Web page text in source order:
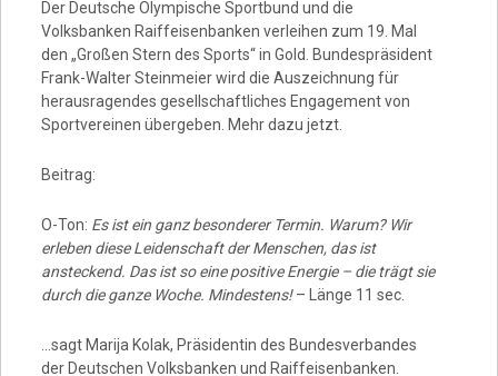
Der Deutsche Olympische Sportbund und die
Volksbanken Raiffeisenbanken verleihen zum 19. Mal
den „Großen Stern des Sports“ in Gold. Bundespräsident
Frank-Walter Steinmeier wird die Auszeichnung für
herausragendes gesellschaftliches Engagement von
Sportvereinen übergeben. Mehr dazu jetzt.
Beitrag:
O-Ton: Es ist ein ganz besonderer Termin. Warum? Wir
erleben diese Leidenschaft der Menschen, das ist
ansteckend. Das ist so eine positive Energie – die trägt sie
durch die ganze Woche. Mindestens!– Länge 11 sec.
…sagt Marija Kolak, Präsidentin des Bundesverbandes
der Deutschen Volksbanken und Raiffeisenbanken.